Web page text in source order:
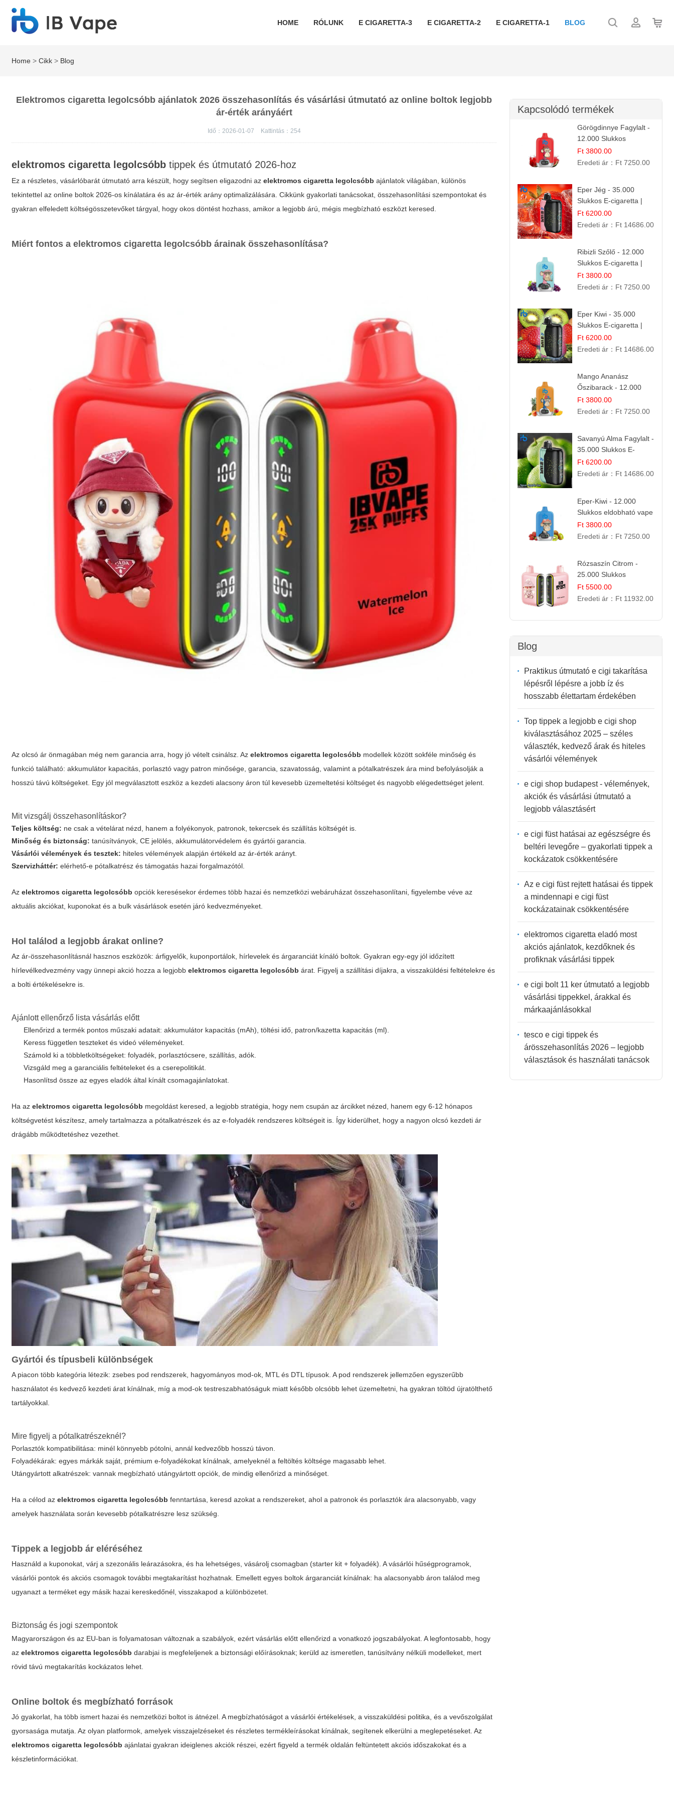
HOME RÓLUNK E CIGARETTA-3 E CIGARETTA-2 E CIGARETTA-1 BLOG
Home >Cikk > Blog
Elektromos cigaretta legolcsóbb ajánlatok 2026 összehasonlítás és vásárlási útmutató az online boltok legjobb
ár-érték arányáért
Idő：2026-01-07 Kattintás： 254
elektromos cigaretta legolcsóbb tippek és útmutató 2026-hoz
Ez a részletes, vásárlóbarát útmutató arra készült, hogy segítsen eligazodni azelektromos cigaretta legolcsóbb ajánlatok világában, különös
tekintettel az online boltok 2026-os kínálatára és az ár-érték arány optimalizálására. Cikkünk gyakorlati tanácsokat, összehasonlítási szempontokat és
gyakran elfeledett költségösszetevőket tárgyal, hogy okos döntést hozhass, amikor a legjobb árú, mégis megbízható eszközt keresed.
Miért fontos aelektromos cigaretta legolcsóbb árainak összehasonlítása?
Az olcsó ár önmagában még nem garancia arra, hogy jó vételt csinálsz. Azelektromos cigaretta legolcsóbb modellek között sokféle minőség és
funkció található: akkumulátor kapacitás, porlasztó vagy patron minősége, garancia, szavatosság, valamint a pótalkatrészek ára mind befolyásolják a
hosszú távú költségeket. Egy jól megválasztott eszköz a kezdeti alacsony áron túl kevesebb üzemeltetési költséget és nagyobb elégedettséget jelent.
Mit vizsgálj összehasonlításkor?
Teljes költség: ne csak a vételárat nézd, hanem a folyékonyok, patronok, tekercsek és szállítás költségét is.
Minőség és biztonság: tanúsítványok, CE jelölés, akkumulátorvédelem és gyártói garancia.
Vásárlói vélemények és tesztek: hiteles vélemények alapján értékeld az ár-érték arányt.
Szervizháttér: elérhető-e pótalkatrész és támogatás hazai forgalmazótól.
Azelektromos cigaretta legolcsóbb opciók keresésekor érdemes több hazai és nemzetközi webáruházat összehasonlítani, figyelembe véve az
aktuális akciókat, kuponokat és a bulk vásárlások esetén járó kedvezményeket.
Hol találod a legjobb árakat online?
Az ár-összehasonlításnál hasznos eszközök: árfigyelők, kuponportálok, hírlevelek és árgaranciát kínáló boltok. Gyakran egy-egy jól időzített
hírlevélkedvezmény vagy ünnepi akció hozza a legjobbelektromos cigaretta legolcsóbb árat. Figyelj a szállítási díjakra, a visszaküldési feltételekre és
a bolti értékelésekre is.
Ajánlott ellenőrző lista vásárlás előtt
Ellenőrizd a termék pontos műszaki adatait: akkumulátor kapacitás (mAh), töltési idő, patron/kazetta kapacitás (ml).
Keress független teszteket és videó véleményeket.
Számold ki a többletköltségeket: folyadék, porlasztócsere, szállítás, adók.
Vizsgáld meg a garanciális feltételeket és a cserepolitikát.
Hasonlítsd össze az egyes eladók által kínált csomagajánlatokat.
Ha azelektromos cigaretta legolcsóbb megoldást keresed, a legjobb stratégia, hogy nem csupán az árcikket nézed, hanem egy 6-12 hónapos
költségvetést készítesz, amely tartalmazza a pótalkatrészek és az e-folyadék rendszeres költségeit is. Így kiderülhet, hogy a nagyon olcsó kezdeti ár
drágább működtetéshez vezethet.
Gyártói és típusbeli különbségek
A piacon több kategória létezik: zsebes pod rendszerek, hagyományos mod-ok, MTL és DTL típusok. A pod rendszerek jellemzően egyszerűbb
használatot és kedvező kezdeti árat kínálnak, míg a mod-ok testreszabhatóságuk miatt később olcsóbb lehet üzemeltetni, ha gyakran töltöd újratölthető
tartályokkal.
Mire figyelj a pótalkatrészeknél?
Porlasztók kompatibilitása: minél könnyebb pótolni, annál kedvezőbb hosszú távon.
Folyadékárak: egyes márkák saját, prémium e-folyadékokat kínálnak, amelyeknél a feltöltés költsége magasabb lehet.
Utángyártott alkatrészek: vannak megbízható utángyártott opciók, de mindig ellenőrizd a minőséget.
Ha a célod azelektromos cigaretta legolcsóbb fenntartása, keresd azokat a rendszereket, ahol a patronok és porlasztók ára alacsonyabb, vagy
amelyek használata során kevesebb pótalkatrészre lesz szükség.
Tippek a legjobb ár eléréséhez
Használd a kuponokat, várj a szezonális leárazásokra, és ha lehetséges, vásárolj csomagban (starter kit + folyadék). A vásárlói hűségprogramok,
vásárlói pontok és akciós csomagok további megtakarítást hozhatnak. Emellett egyes boltok árgaranciát kínálnak: ha alacsonyabb áron találod meg
ugyanazt a terméket egy másik hazai kereskedőnél, visszakapod a különbözetet.
Biztonság és jogi szempontok
Magyarországon és az EU-ban is folyamatosan változnak a szabályok, ezért vásárlás előtt ellenőrizd a vonatkozó jogszabályokat. A legfontosabb, hogy
azelektromos cigaretta legolcsóbb darabjai is megfeleljenek a biztonsági előírásoknak; kerüld az ismeretlen, tanúsítvány nélküli modelleket, mert
rövid távú megtakarítás kockázatos lehet.
Online boltok és megbízható források
Jó gyakorlat, ha több ismert hazai és nemzetközi boltot is átnézel. A megbízhatóságot a vásárlói értékelések, a visszaküldési politika, és a vevőszolgálat
gyorsasága mutatja. Az olyan platformok, amelyek visszajelzéseket és részletes termékleírásokat kínálnak, segítenek elkerülni a meglepetéseket. Az
elektromos cigaretta legolcsóbb ajánlatai gyakran ideiglenes akciók részei, ezért figyeld a termék oldalán feltüntetett akciós időszakokat és a
készletinformációkat.
Kapcsolódó termékek
Görögdinnye Fagylalt -
12.000 Slukkos
eldobható e-Cigaretta
Ft 3800.00
Eredeti ár： Ft 7250.00
Eper Jég - 35.000
Slukkos E-cigaretta |
IBVape Bar
Ft 6200.00
Eredeti ár： Ft 14686.00
Ribizli Szőlő - 12.000
Slukkos E-cigaretta |
Kifinomult Gyümölcs Íz
Ft 3800.00
Eredeti ár： Ft 7250.00
Eper Kiwi - 35.000
Slukkos E-cigaretta |
IBVape Bar Friss
Gyümölcs Ízek
Ft 6200.00
Eredeti ár： Ft 14686.00
Mango Ananász
Őszibarack - 12.000
Slukkos eldobható e-
Cigaretta
Ft 3800.00
Eredeti ár： Ft 7250.00
Savanyú Alma Fagylalt -
35.000 Slukkos E-
cigaretta | IBVape Bar
Ft 6200.00
Eredeti ár： Ft 14686.00
Eper-Kiwi - 12.000
Slukkos eldobható vape
| Friss Gyümölcs
Kombináció
Ft 3800.00
Eredeti ár： Ft 7250.00
Rózsaszín Citrom -
25.000 Slukkos
eldobható e-Cigaretta |
IBvape Bar
Ft 5500.00
Eredeti ár： Ft 11932.00
Blog
Praktikus útmutató e cigi takarítása
lépésről lépésre a jobb íz és
hosszabb élettartam érdekében
Top tippek a legjobb e cigi shop
kiválasztásához 2025 – széles
választék, kedvező árak és hiteles
vásárlói vélemények
e cigi shop budapest - vélemények,
akciók és vásárlási útmutató a
legjobb választásért
e cigi füst hatásai az egészségre és
beltéri levegőre – gyakorlati tippek a
kockázatok csökkentésére
Az e cigi füst rejtett hatásai és tippek
a mindennapi e cigi füst
kockázatainak csökkentésére
elektromos cigaretta eladó most
akciós ajánlatok, kezdőknek és
profiknak vásárlási tippek
e cigi bolt 11 ker útmutató a legjobb
vásárlási tippekkel, árakkal és
márkaajánlásokkal
tesco e cigi tippek és
árösszehasonlítás 2026 – legjobb
választások és használati tanácsok